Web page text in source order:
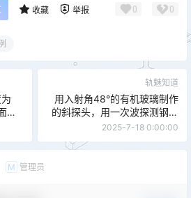
收藏 举报 0 0
轨魅知道
用入射角48°的有机玻璃制作
的斜探头，用一次波探测钢制
工件时，测得某缺陷的声程
（钢CS=3 230m/S，有机玻
2025-7-18 0:00:00
M 管理员